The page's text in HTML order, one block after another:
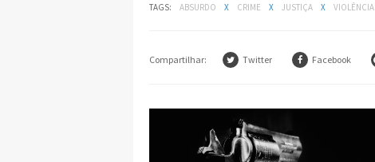
TAGS: ABSURDO X CRIME X JUSTIÇA X VIOLÊNCIA
Compartilhar: Twitter Facebook